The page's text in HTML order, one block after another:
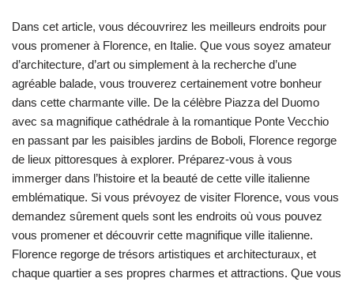
Dans cet article, vous découvrirez les meilleurs endroits pour
vous promener à Florence, en Italie. Que vous soyez amateur
d’architecture, d’art ou simplement à la recherche d’une
agréable balade, vous trouverez certainement votre bonheur
dans cette charmante ville. De la célèbre Piazza del Duomo
avec sa magnifique cathédrale à la romantique Ponte Vecchio
en passant par les paisibles jardins de Boboli, Florence regorge
de lieux pittoresques à explorer. Préparez-vous à vous
immerger dans l’histoire et la beauté de cette ville italienne
emblématique. Si vous prévoyez de visiter Florence, vous vous
demandez sûrement quels sont les endroits où vous pouvez
vous promener et découvrir cette magnifique ville italienne.
Florence regorge de trésors artistiques et architecturaux, et
chaque quartier a ses propres charmes et attractions. Que vous